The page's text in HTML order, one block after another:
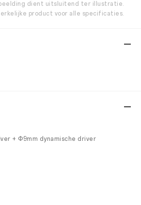
dient uitsluitend ter illustratie.
product voor alle specificaties.
+ Φ9mm dynamische driver